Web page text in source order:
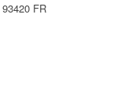
93420 FR